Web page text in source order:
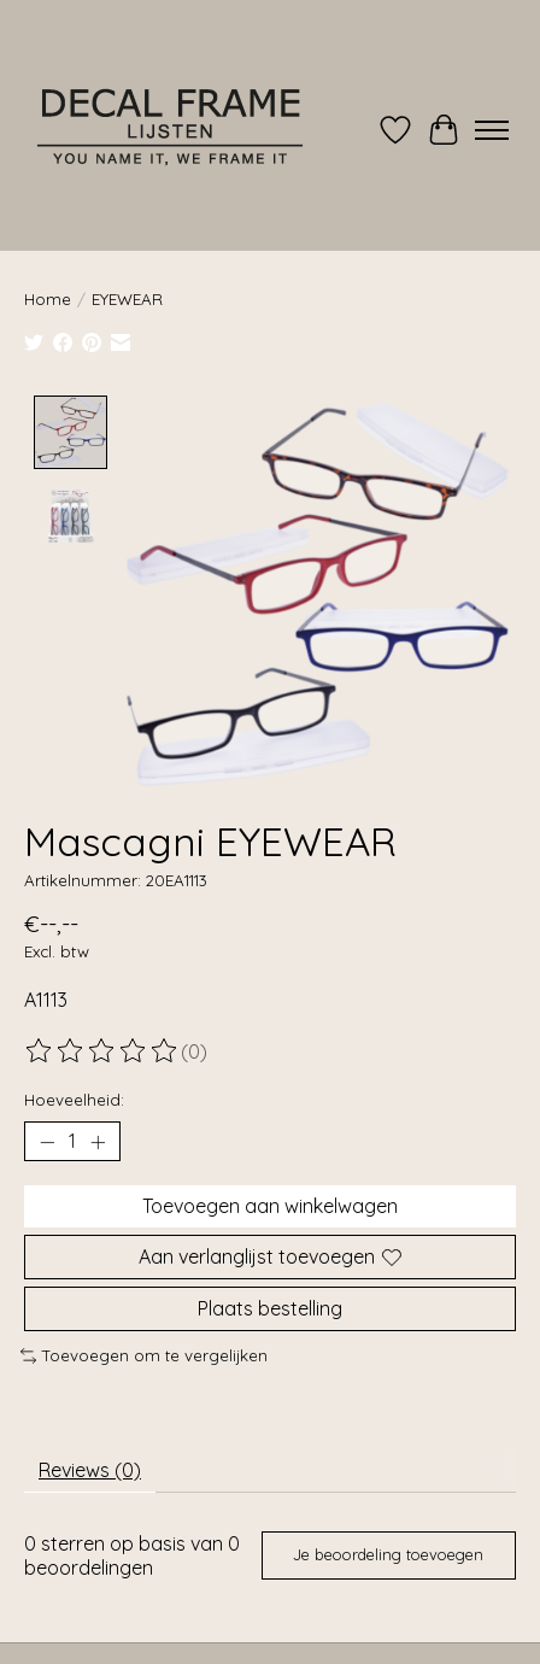
Verlanglijst
Home / EYEWEAR
Product image slideshow Items
Mascagni EYEWEAR
Artikelnummer: 20EA1113
€--,--
Excl. btw
A1113
De beoordeling van dit product is
(0)
Hoeveelheid:
Toevoegen aan winkelwagen
Aan verlanglijst toevoegen
Plaats bestelling
Toevoegen om te vergelijken
Reviews (0)
0 sterren op basis van 0
beoordelingen
Je beoordeling toevoegen